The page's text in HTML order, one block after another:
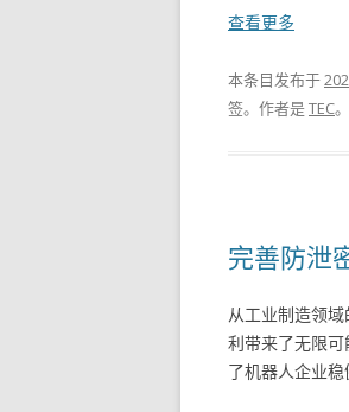
查看更多
本条目发布于
签。 作者是TEC。
完善防泄
从工业制造领
利带来了无限
了机器人企业